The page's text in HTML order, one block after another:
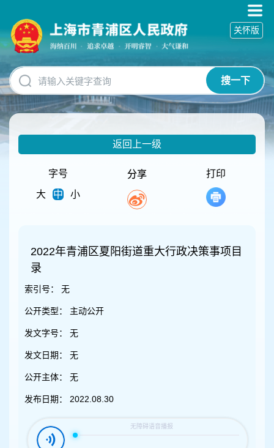
碍
操
明
跳
转
到
网
搜一下
关怀版
返回上一级
字号
大
中 小
分享 打印
2022年青浦区夏阳街道重大行政决策事项目
录
索引号： 无
公开类型： 主动公开
发文字号： 无
发文日期： 无
公开主体： 无
发布日期： 2022.08.30